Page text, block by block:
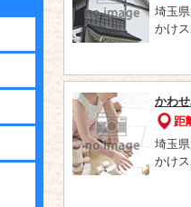
埼玉
かけス
かわ
距
埼玉
かけス